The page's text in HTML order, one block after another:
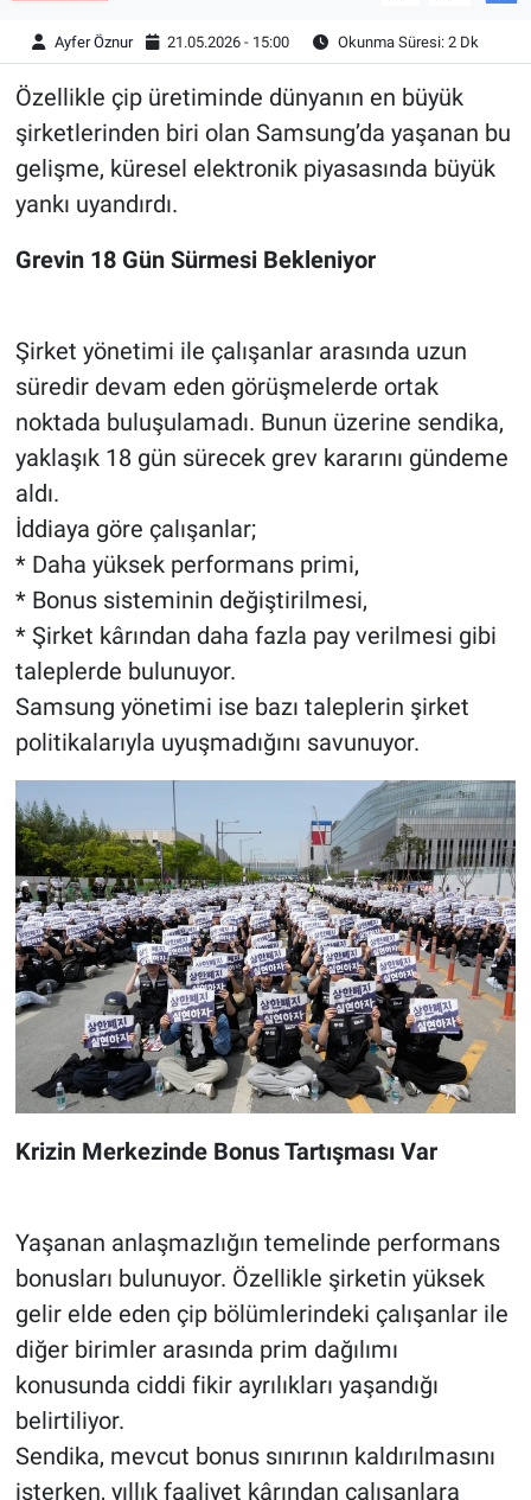
Ayfer Öznur 21.05.2026 - 15:00 Okunma Süresi: 2 Dk
Özellikle çip üretiminde dünyanın en büyük
şirketlerinden biri olan Samsung’da yaşanan bu
gelişme, küresel elektronik piyasasında büyük
yankı uyandırdı.
Grevin 18 Gün Sürmesi Bekleniyor
Şirket yönetimi ile çalışanlar arasında uzun
süredir devam eden görüşmelerde ortak
noktada buluşulamadı. Bunun üzerine sendika,
yaklaşık 18 gün sürecek grev kararını gündeme
aldı.
İddiaya göre çalışanlar;
* Daha yüksek performans primi,
* Bonus sisteminin değiştirilmesi,
* Şirket kârından daha fazla pay verilmesi gibi
taleplerde bulunuyor.
Samsung yönetimi ise bazı taleplerin şirket
politikalarıyla uyuşmadığını savunuyor.
Krizin Merkezinde Bonus Tartışması Var
Yaşanan anlaşmazlığın temelinde performans
bonusları bulunuyor. Özellikle şirketin yüksek
gelir elde eden çip bölümlerindeki çalışanlar ile
diğer birimler arasında prim dağılımı
konusunda ciddi fikir ayrılıkları yaşandığı
belirtiliyor.
Sendika, mevcut bonus sınırının kaldırılmasını
isterken, yıllık faaliyet kârından çalışanlara